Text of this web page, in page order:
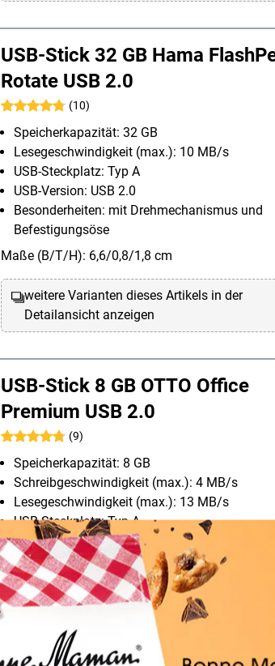
USB-Stick 32 GB Hama
Rotate USB 2.0
(10)
Speicherkapazität: 32 GB
Lesegeschwindigkeit (max.): 10 MB/s
USB-Steckplatz: Typ A
USB-Version: USB 2.0
Besonderheiten: mit Drehmechanismus und
Befestigungsöse
Maße (B/T/H): 6,6/0,8/1,8 cm
weitere Varianten dieses Artikels in der
Detailansicht anzeigen
USB-Stick 8 GB OTTO Office
Premium USB 2.0
(9)
Speicherkapazität: 8 GB
Schreibgeschwindigkeit (max.): 4 MB/s
Lesegeschwindigkeit (max.): 13 MB/s
USB-Steckplatz: Typ A
USB-Version: USB 2.0
Besonderheiten: abnehmbare Verschlusskappe,
Schlüsselanhänger-Öse
Besonderheiten: abnehmbare Verschlusskappe,
Maße (B/T/H): 1,7/0,7/5,6 cm